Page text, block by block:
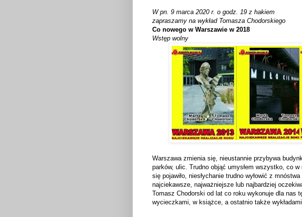
W pn. 9 marca 2020 r. o godz. 19 z hakiem
zapraszamy na wykład Tomasza Chodorskiego
Co nowego w Warszawie w 2018
Wstęp wolny
Warszawa zmienia się, nieustannie przybywa
parków, ulic. Trudno objąć umysłem wszystko, co
się pojawiło, niesłychanie trudno wyłowić z
najciekawsze, najważniejsze lub najbardziej
Tomasz Chodorski od lat co roku wykonuje dla nas
wycieczkami, w książce, a ostatnio także wykładami